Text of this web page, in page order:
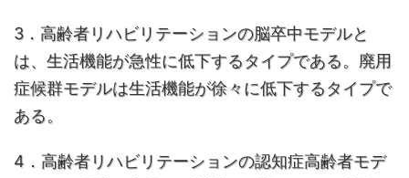
3．高齢者リハビリテーションの脳卒中モデルと
は、生活機能が急性に低下するタイプである。廃用
症候群モデルは生活機能が徐々に低下するタイプで
ある。
4．高齢者リハビリテーションの認知症高齢者モデ